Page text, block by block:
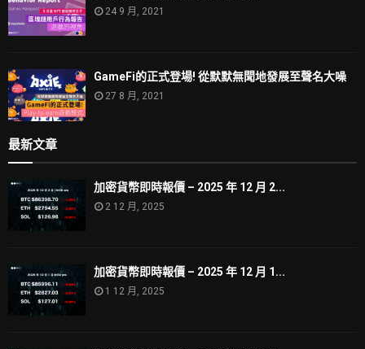
24 9 月, 2021
GameFi的正式登場! 從默默無聞地發展至聲名大噪
27 8 月, 2021
最新文章
加密貨幣即時報價 – 2025 年 12 月 2...
2 12 月, 2025
加密貨幣即時報價 – 2025 年 12 月 1...
1 12 月, 2025